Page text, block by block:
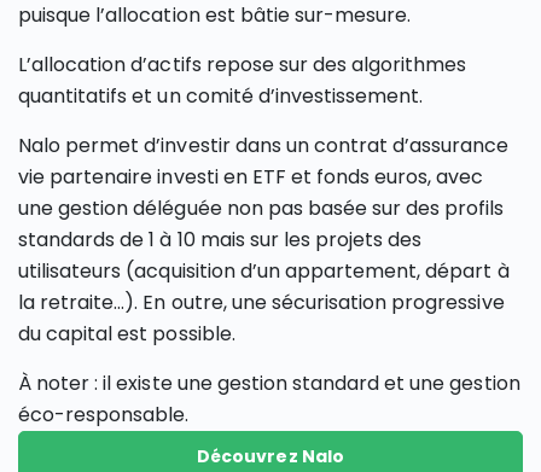
puisque l’allocation est bâtie sur-mesure.
L’allocation d’actifs repose sur des algorithmes
quantitatifs et un comité d’investissement.
Nalo permet d’investir dans un contrat d’assurance
vie partenaire investi en ETF et fonds euros, avec
une gestion déléguée non pas basée sur des profils
standards de 1 à 10 mais sur les projets des
utilisateurs (acquisition d’un appartement, départ à
la retraite…). En outre, une sécurisation progressive
du capital est possible.
À noter : il existe une gestion standard et une gestion
éco-responsable.
Découvrez Nalo